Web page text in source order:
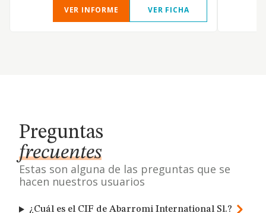
VER INFORME VER FICHA
Preguntas
frecuentes
Estas son alguna de las preguntas que se
hacen nuestros usuarios
¿Cuál es el CIF de Abarromi International Sl.?